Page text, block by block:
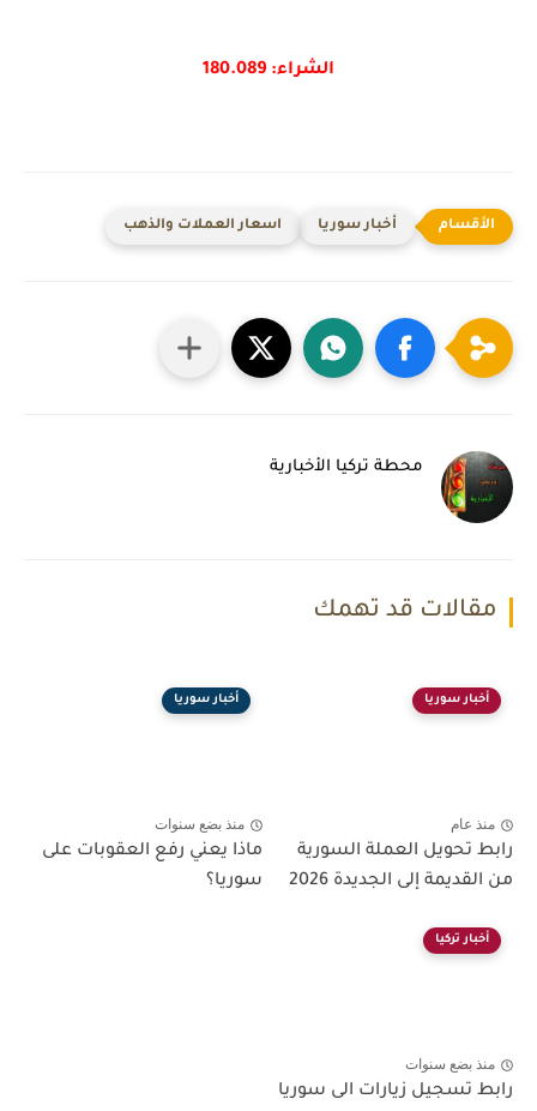
الشراء: 180.089
أخبار سوريا اسعار العملات والذهب
محطة تركيا الأخبارية
مقالات قد تهمك
أخبار سوريا
منذ عام
رابط تحويل العملة السورية
من القديمة إلى الجديدة 2026
أخبار سوريا
منذ بضع سنوات
ماذا يعني رفع العقوبات على
سوريا؟
أخبار تركيا
منذ بضع سنوات
رابط تسجيل زيارات الى سوريا